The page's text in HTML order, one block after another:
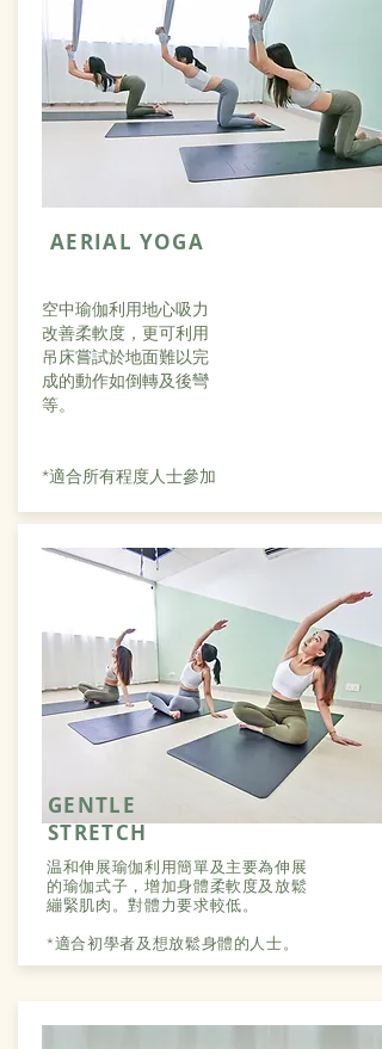
AERIAL YOGA
空中瑜伽利用地心吸力
改善柔軟度，更可利用
吊床嘗試於地面難以完
成的動作如倒轉及後彎
等。
*適合所有程度人士參加
GENTLE
STRETCH
温和伸展瑜伽利用簡單及主要為伸展
的瑜伽式子，增加身體柔軟度及放鬆
繃緊肌肉。對體力要求較低。
*適合初學者及想放鬆身體的人士。